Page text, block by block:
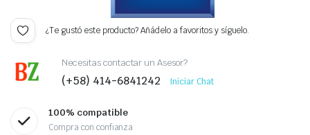
¿Te gustó este producto? Añádelo a favoritos y síguelo.
Necesitas contactar un Asesor?
(+58) 414-6841242 Iniciar Chat
100% compatible
Compra con confianza